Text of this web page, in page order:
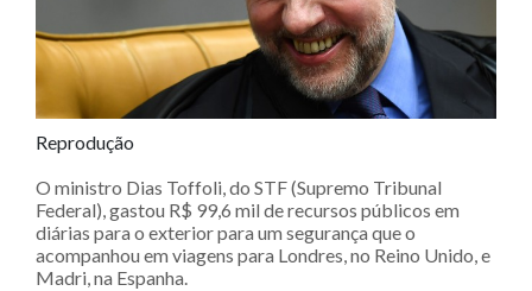
Reprodução
O ministro Dias Toffoli, do STF (Supremo Tribunal
Federal), gastou R$ 99,6 mil de recursos públicos em
diárias para o exterior para um segurança que o
acompanhou em viagens para Londres, no Reino Unido, e
Madri, na Espanha.